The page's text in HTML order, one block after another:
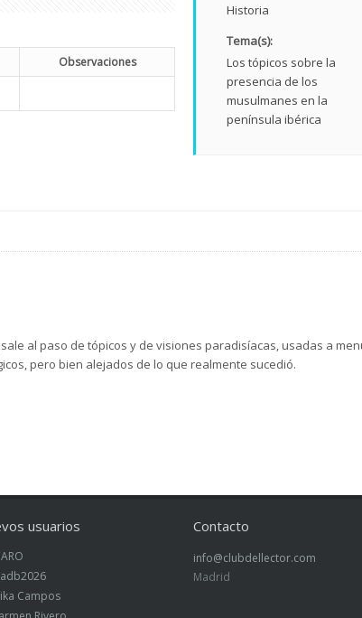
Observaciones
Historia
Tema(s):
Los tópicos sobre la
presencia de los
musulmanes en la
península ibérica
al paso de tópicos y de visiones paradisíacas, usadas a
pero bien alejados de lo que realmente sucedió.
usuarios
Campos
Contacto
info@clubdellector.com
Madrid